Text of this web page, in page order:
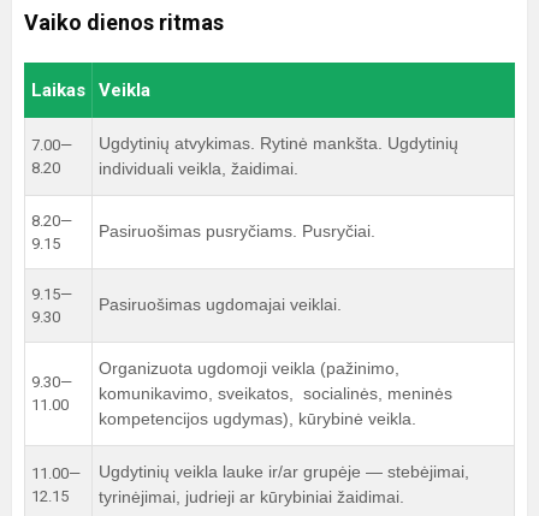
Vaiko dienos ritmas
Laikas Veikla
7.00—
8.20
Ugdytinių atvykimas. Rytinė mankšta. Ugdytinių
individuali veikla, žaidimai.
8.20—
9.15
Pasiruošimas pusryčiams. Pusryčiai.
9.15—
9.30
Pasiruošimas ugdomajai veiklai.
9.30—
11.00
Organizuota ugdomoji veikla (pažinimo,
komunikavimo, sveikatos, socialinės, meninės
kompetencijos ugdymas), kūrybinė veikla.
11.00—
12.15
Ugdytinių veikla lauke ir/ar grupėje — stebėjimai,
tyrinėjimai, judrieji ar kūrybiniai žaidimai.